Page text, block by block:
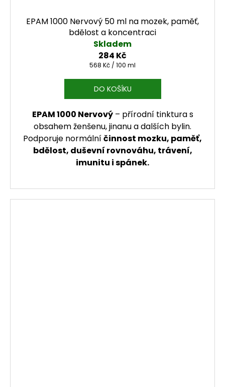
EPAM 1000 Nervový 50 ml na mozek, paměť,
bdělost a koncentraci
Skladem
284 Kč
Měrná cena:
568 Kč / 100 ml
DO KOŠÍKU
EPAM 1000 Nervový– přírodní tinktura s
obsahem ženšenu, jinanu a dalších bylin.
Podporuje normálníčinnost mozku, paměť,
bdělost, duševní rovnováhu, trávení,
imunitu i spánek.